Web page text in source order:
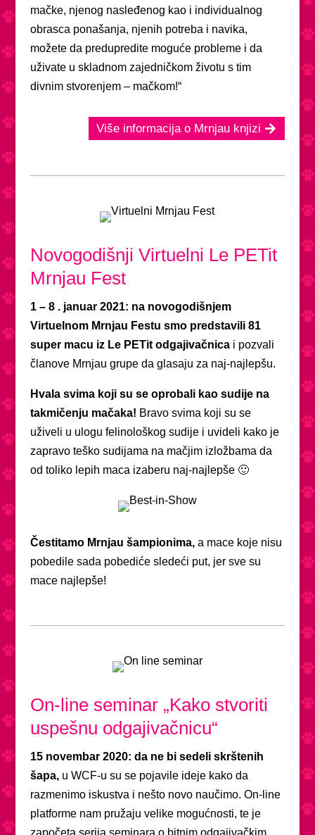
mačke, njenog nasleđenog kao i individualnog
obrasca ponašanja, njenih potreba i navika,
možete da predupredite moguće probleme i da
uživate u skladnom zajedničkom životu s tim
divnim stvorenjem – mačkom!“
Više informacija o Mrnjau knjizi
Novogodišnji Virtuelni Le PETit
Mrnjau Fest
1 – 8 . januar 2021: na novogodišnjem
Virtuelnom Mrnjau Festu smo predstavili 81
super macu iz Le PETit odgajivačnica i pozvali
članove Mrnjau grupe da glasaju za naj-najlepšu.
Hvala svima koji su se oprobali kao sudije na
takmičenju mačaka! Bravo svima koji su se
uživeli u ulogu felinološkog sudije i uvideli kako je
zapravo teško sudijama na mačjim izložbama da
od toliko lepih maca izaberu naj-najlepše 🙂
Čestitamo Mrnjau šampionima, a mace koje nisu
pobedile sada pobediće sledeći put, jer sve su
mace najlepše!
On-line seminar „Kako stvoriti
uspešnu odgajivačnicu“
15 novembar 2020: da ne bi sedeli skrštenih
šapa, u WCF-u su se pojavile ideje kako da
razmenimo iskustva i nešto novo naučimo. On-line
platforme nam pružaju velike mogućnosti, te je